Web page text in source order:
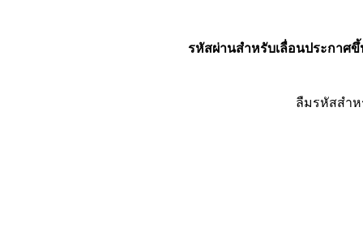
รหัสผ่านสำหรับเลื่อนประกาศขึ้
ลืมรหัสสำ